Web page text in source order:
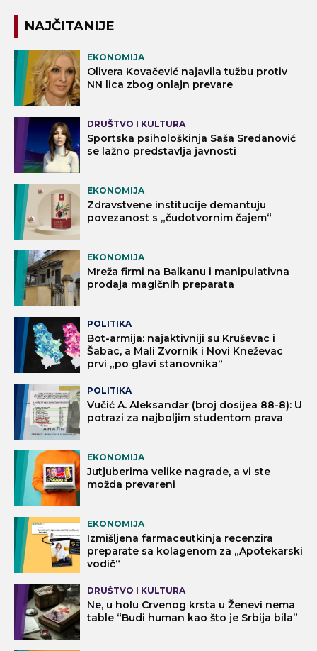
NAJČITANIJE
EKONOMIJA
Olivera Kovačević najavila tužbu protiv
NN lica zbog onlajn prevare
DRUŠTVO I KULTURA
Sportska psihološkinja Saša Sredanović
se lažno predstavlja javnosti
EKONOMIJA
Zdravstvene institucije demantuju
povezanost s „čudotvornim čajem“
EKONOMIJA
Mreža firmi na Balkanu i manipulativna
prodaja magičnih preparata
POLITIKA
Bot-armija: najaktivniji su Kruševac i
Šabac, a Mali Zvornik i Novi Kneževac
prvi „po glavi stanovnika“
POLITIKA
Vučić A. Aleksandar (broj dosijea 88-8): U
potrazi za najboljim studentom prava
EKONOMIJA
Jutjuberima velike nagrade, a vi ste
možda prevareni
EKONOMIJA
Izmišljena farmaceutkinja recenzira
preparate sa kolagenom za „Apotekarski
vodič“
DRUŠTVO I KULTURA
Ne, u holu Crvenog krsta u Ženevi nema
table “Budi human kao što je Srbija bila”